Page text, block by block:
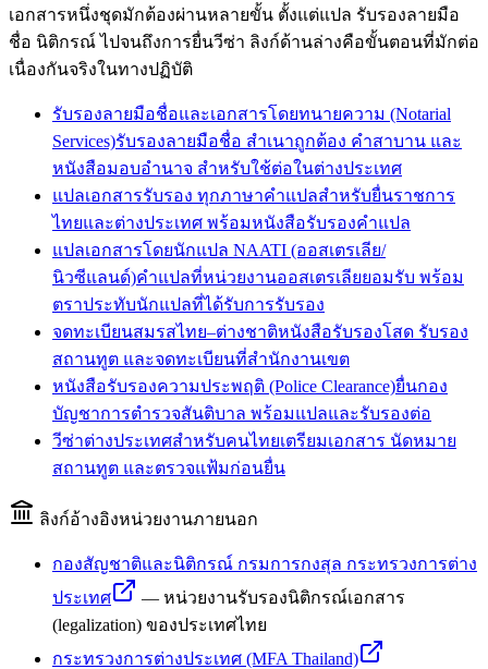
เอกสารหนึ่งชุดมักต้องผ่านหลายขั้น ตั้งแต่แปล รับรองลายมือ
ชื่อ นิติกรณ์ ไปจนถึงการยื่นวีซ่า ลิงก์ด้านล่างคือขั้นตอนที่มักต่อ
เนื่องกันจริงในทางปฏิบัติ
รับรองลายมือชื่อและเอกสารโดยทนายความ (Notarial
Services)รับรองลายมือชื่อ สำเนาถูกต้อง คำสาบาน และ
หนังสือมอบอำนาจ สำหรับใช้ต่อในต่างประเทศ
แปลเอกสารรับรอง ทุกภาษาคำแปลสำหรับยื่นราชการ
ไทยและต่างประเทศ พร้อมหนังสือรับรองคำแปล
แปลเอกสารโดยนักแปล NAATI (ออสเตรเลีย/
นิวซีแลนด์)คำแปลที่หน่วยงานออสเตรเลียยอมรับ พร้อม
ตราประทับนักแปลที่ได้รับการรับรอง
จดทะเบียนสมรสไทย–ต่างชาติหนังสือรับรองโสด รับรอง
สถานทูต และจดทะเบียนที่สำนักงานเขต
หนังสือรับรองความประพฤติ (Police Clearance)ยื่นกอง
บัญชาการตำรวจสันติบาล พร้อมแปลและรับรองต่อ
วีซ่าต่างประเทศสำหรับคนไทยเตรียมเอกสาร นัดหมาย
สถานทูต และตรวจแฟ้มก่อนยื่น
ลิงก์อ้างอิงหน่วยงานภายนอก
กองสัญชาติและนิติกรณ์ กรมการกงสุล กระทรวงการต่าง
ประเทศ
— หน่วยงานรับรองนิติกรณ์เอกสาร
(legalization) ของประเทศไทย
กระทรวงการต่างประเทศ (MFA Thailand)